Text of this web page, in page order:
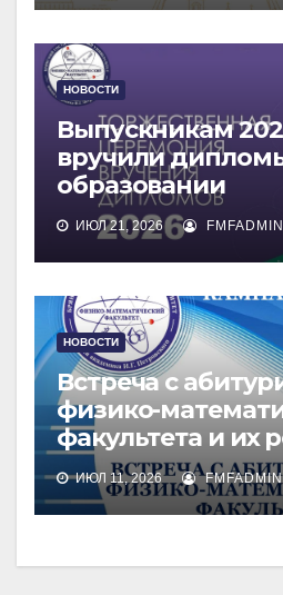
НОВОСТИ
Выпускникам
вручили
образовании
ИЮЛ 21, 2026 FMFADMIN
НОВОСТИ
Встреча с
физико-
факультета и их
ИЮЛ 11, 2026 FMFADMIN